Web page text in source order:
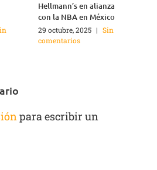
Hellmann’s en alianza
con la NBA en México
29 octubre, 2025 | Sin
comentarios
para escribir un